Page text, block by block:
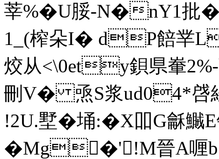
莘%�U脮-N�nY1批�
1_(榨朵I� dP餢丵
烄从<\0ety鋇県輋
刪V� 焏S浆ud04*啔
!2U.墅�埇:�X吅G
�Mg�'┍!M晉A喱